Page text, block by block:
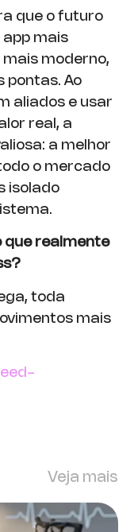
que o futuro
app mais
moderno,
pontas. Ao
aliados e usar
real, a
a melhor
o mercado
isolado
que realmente
toda
mais
Veja mais